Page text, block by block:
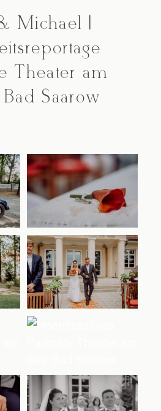
Kontakt
Michael |
Theater am
Saarow